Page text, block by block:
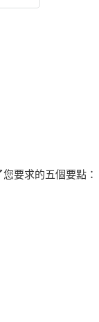
要求的五個要點：